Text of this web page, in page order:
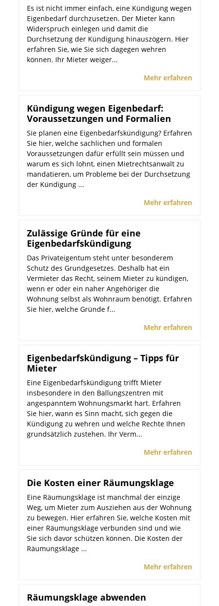
Es ist nicht immer einfach, eine Kündigung wegen
Eigenbedarf durchzusetzen. Der Mieter kann
Widerspruch einlegen und damit die
Durchsetzung der Kündigung hinauszögern. Hier
erfahren Sie, wie Sie sich dagegen wehren
können. Ihr Mieter weiger...
Mehr erfahren
Kündigung wegen Eigenbedarf:
Voraussetzungen und Formalien
Sie planen eine Eigenbedarfskündigung? Erfahren
Sie hier, welche sachlichen und formalen
Voraussetzungen dafür erfüllt sein müssen und
warum es sich lohnt, einen Mietrechtsanwalt zu
mandatieren, um Probleme bei der Durchsetzung
der Kündigung ...
Mehr erfahren
Zulässige Gründe für eine
Eigenbedarfskündigung
Das Privateigentum steht unter besonderem
Schutz des Grundgesetzes. Deshalb hat ein
Vermieter das Recht, seinem Mieter zu kündigen,
wenn er oder ein naher Angehöriger die
Wohnung selbst als Wohnraum benötigt. Erfahren
Sie hier, welche Gründe f...
Mehr erfahren
Eigenbedarfskündigung – Tipps für
Mieter
Eine Eigenbedarfskündigung trifft Mieter
insbesondere in den Ballungszentren mit
angespanntem Wohnungsmarkt hart. Erfahren
Sie hier, wann es Sinn macht, sich gegen die
Kündigung zu wehren und welche Rechte Ihnen
grundsätzlich zustehen. Ihr Verm...
Mehr erfahren
Die Kosten einer Räumungsklage
Eine Räumungsklage ist manchmal der einzige
Weg, um Mieter zum Ausziehen aus der Wohnung
zu bewegen. Hier erfahren Sie, welche Kosten mit
einer Räumungsklage verbunden sind und wie
Sie sich davor schützen können. Die Kosten der
Räumungsklage ...
Mehr erfahren
Räumungsklage abwenden